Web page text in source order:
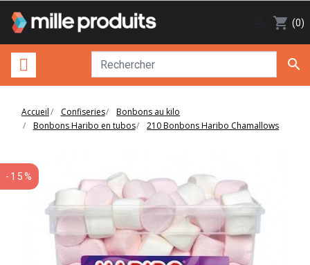
shopping_cart (0)

Accueil Confiseries
Bonbons au kilo
Bonbons Haribo en tubos
210 Bonbons Haribo Chamallows
-15%